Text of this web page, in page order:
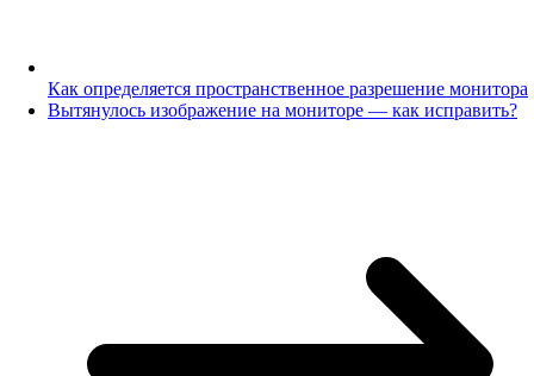
Как определяется пространственное разрешение монитора
Вытянулось изображение на мониторе — как исправить?